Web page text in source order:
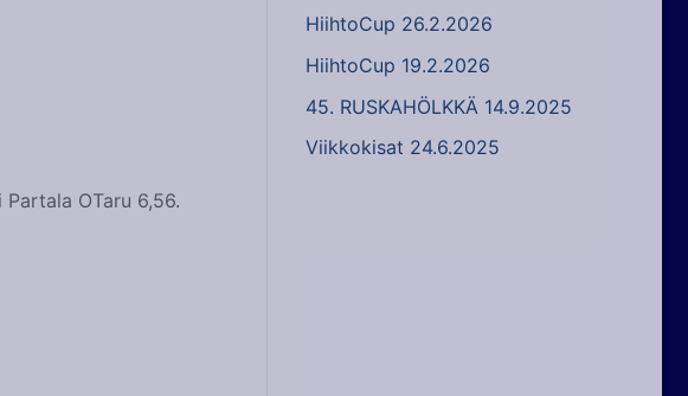
Partala OTaru 6,56.
HiihtoCup 26.2.2026
HiihtoCup 19.2.2026
45. RUSKAHÖLKKÄ 14.9.2025
Viikkokisat 24.6.2025